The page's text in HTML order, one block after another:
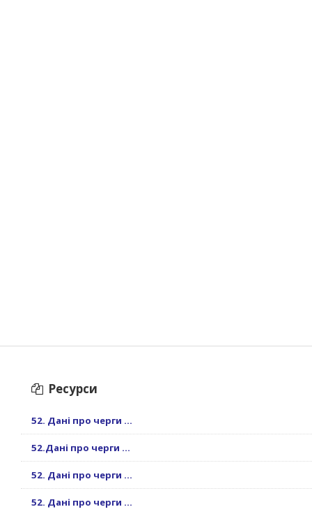
Ресурси
52. Дані про черги ...
52.Дані про черги ...
52. Дані про черги ...
52. Дані про черги ...